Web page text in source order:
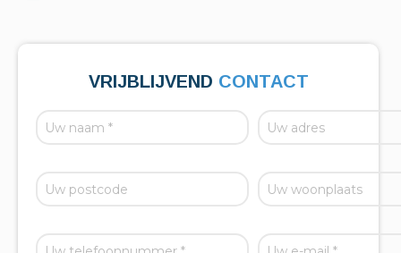
VRIJBLIJVEND CONTACT